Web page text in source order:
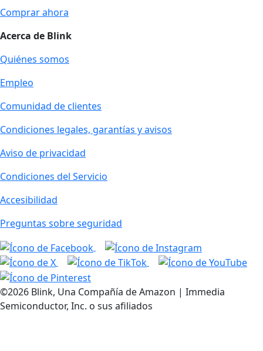
Comprar ahora
Acerca de Blink
Quiénes somos
Empleo
Comunidad de clientes
Condiciones legales, garantías y avisos
Aviso de privacidad
Condiciones del Servicio
Accesibilidad
Preguntas sobre seguridad
©2026 Blink, Una Compañía de Amazon | Immedia
Semiconductor, Inc. o sus afiliados